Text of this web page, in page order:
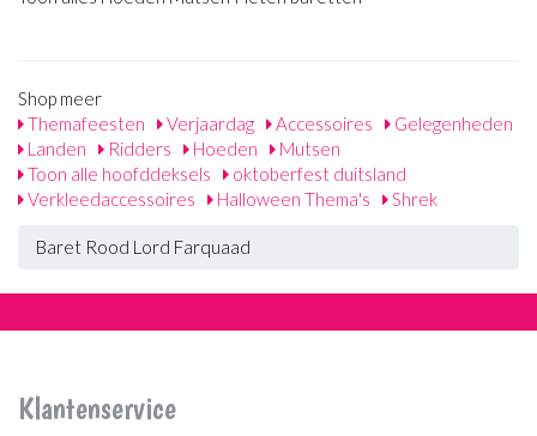
Shop meer
Themafeesten
Verjaardag Accessoires
Gelegenheden
Landen
Ridders Hoeden
Mutsen
Toon alle hoofddeksels
oktoberfest duitsland
Verkleedaccessoires
Halloween Thema's Shrek
Baret Rood Lord Farquaad
Klantenservice